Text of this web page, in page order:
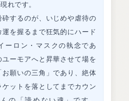
れです。
するのが、いじめや虐待の
を握るまで狂気的にハード
ーロン・マスクの執念であ
ユーモアへと昇華させて場を
願いの三角」であり、絶体
ットを落としてまでカウン